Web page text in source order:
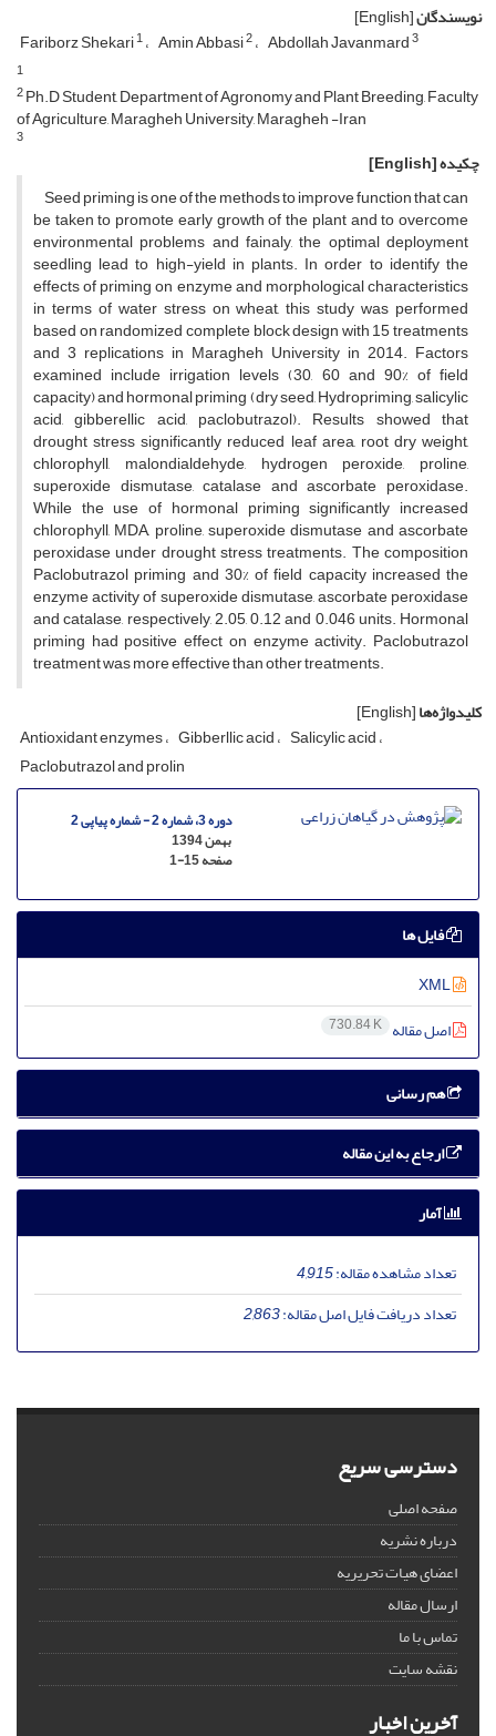
نویسندگان[English]
Fariborz Shekari1 Amin Abbasi2 Abdollah Javanmard3
1
2Ph.D Student, Department of Agronomy and Plant Breeding, Faculty
of Agriculture, Maragheh University, Maragheh -Iran
3
چکیده[English]
Seed priming is one of the methods to improve function that can
be taken to promote early growth of the plant and to overcome
environmental problems and fainaly, the optimal deployment
seedling lead to high-yield in plants. In order to identify the
effects of priming on enzyme and morphological characteristics
in terms of water stress on wheat, this study was performed
based on randomized complete block design with 15 treatments
and 3 replications in Maragheh University in 2014. Factors
examined include irrigation levels (30, 60 and 90% of field
capacity) and hormonal priming (dry seed, Hydropriming, salicylic
acid, gibberellic acid, paclobutrazol). Results showed that
drought stress significantly reduced leaf area, root dry weight,
chlorophyll, malondialdehyde, hydrogen peroxide, proline,
superoxide dismutase, catalase and ascorbate peroxidase.
While the use of hormonal priming significantly increased
chlorophyll, MDA, proline, superoxide dismutase and ascorbate
peroxidase under drought stress treatments. The composition
Paclobutrazol priming and 30% of field capacity increased the
enzyme activity of superoxide dismutase, ascorbate peroxidase
and catalase, respectively, 2.05, 0.12 and 0.046 units. Hormonal
priming had positive effect on enzyme activity. Paclobutrazol
treatment was more effective than other treatments.
کلیدواژه‌ها[English]
Antioxidant enzymes Gibberllic acid Salicylic acid
Paclobutrazol and prolin
دوره 3، شماره 2 - شماره پیاپی 2
بهمن 1394
صفحه1-15
فایل ها
اصل مقاله 730.84 K
هم رسانی
ارجاع به این مقاله
آمار
تعداد مشاهده مقاله:4,915
تعداد دریافت فایل اصل مقاله:2,863
دسترسی سریع
صفحه اصلی
درباره نشریه
اعضای هیات تحریریه
ارسال مقاله
تماس با ما
نقشه سایت
آخرین اخبار